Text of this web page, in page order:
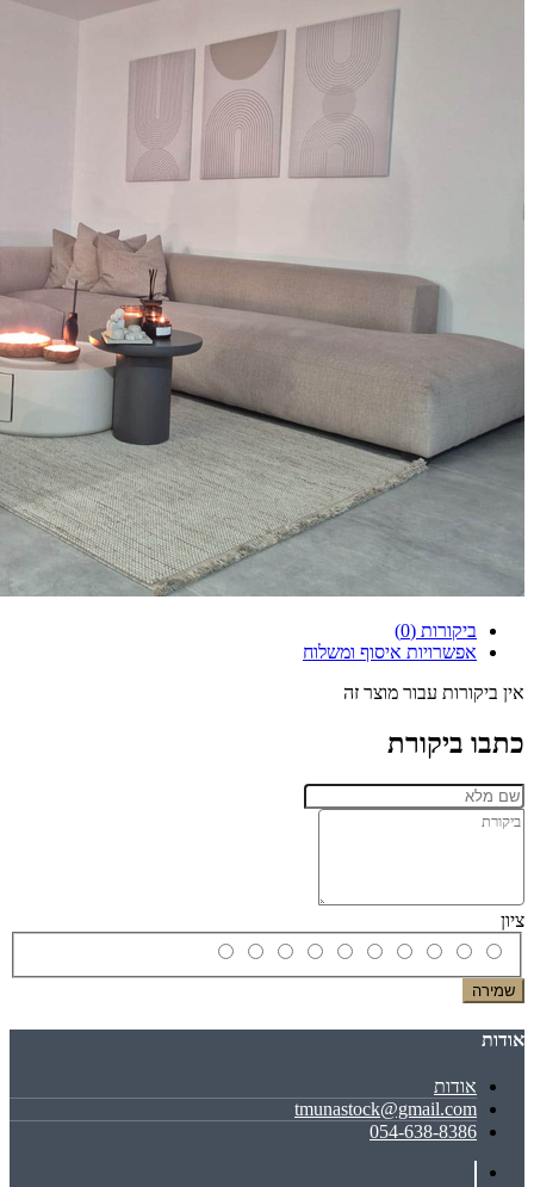
ביקורות (0)
אפשרויות איסוף ומשלוח
אין ביקורות עבור מוצר זה
כתבו ביקורת
ציון
שמירה
אודות
אודות
tmunastock@gmail.com
054-638-8386